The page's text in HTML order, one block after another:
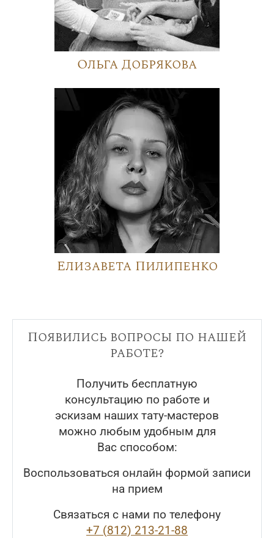
Ольга Добрякова
Елизавета Пилипенко
Появились вопросы по нашей
работе?
Получить бесплатную
консультацию по работе и
эскизам наших тату-мастеров
можно любым удобным для
Вас способом:
Воспользоваться онлайн формой записи
на прием
Связаться с нами по телефону
+7 (812) 213-21-88